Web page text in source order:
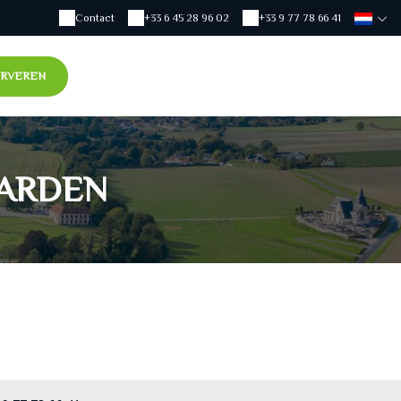
+33 9 77 78 66 41
+33 6 45 28 96 02
Contact